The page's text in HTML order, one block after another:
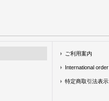
ご利用案内
International order
特定商取引法表示